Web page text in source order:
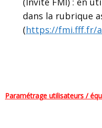
dans la rubrique
(https://fmi.fff.fr/
Paramétrage utilisateurs /